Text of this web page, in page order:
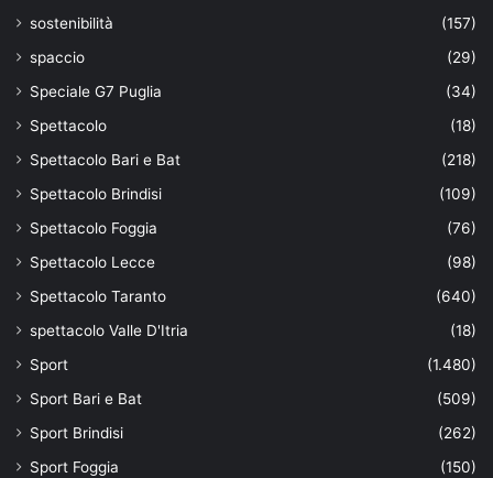
sostenibilità
(157)
spaccio
(29)
Speciale G7 Puglia
(34)
Spettacolo
(18)
Spettacolo Bari e Bat
(218)
Spettacolo Brindisi
(109)
Spettacolo Foggia
(76)
Spettacolo Lecce
(98)
Spettacolo Taranto
(640)
spettacolo Valle D'Itria
(18)
Sport
(1.480)
Sport Bari e Bat
(509)
Sport Brindisi
(262)
Sport Foggia
(150)